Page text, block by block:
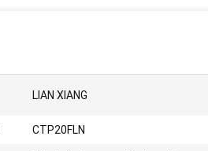
LIAN XIANG
CTP20FLN